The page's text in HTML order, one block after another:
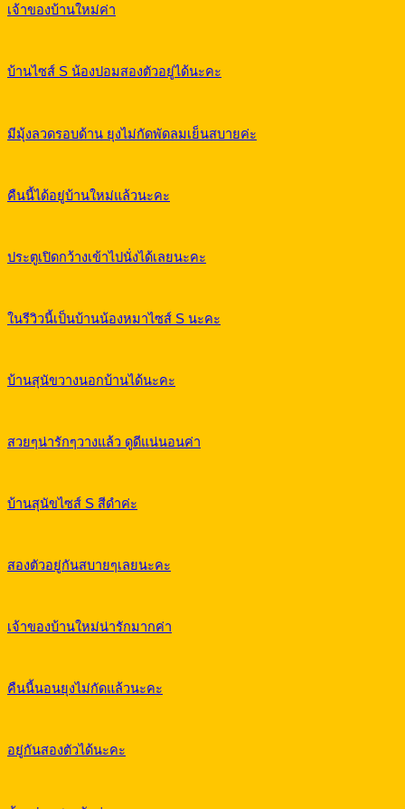
เจ้าของบ้านใหม่ค่า
บ้านไซส์ S น้องปอมสองตัวอยู่ได้นะคะ
มีมุ้งลวดรอบด้าน ยุงไม่กัดพัดลมเย็นสบายค่ะ
คืนนี้ได้อยู่บ้านใหม่แล้วนะคะ
ประตูเปิดกว้างเข้าไปนั่งได้เลยนะคะ
ในรีวิวนี้เป็นบ้านน้องหมาไซส์ S นะคะ
บ้านสุนัขวางนอกบ้านได้นะคะ
สวยๆน่ารักๆวางแล้ว ดูดีแน่นอนค่า
บ้านสุนัขไซส์ S สีดำค่ะ
สองตัวอยู่กันสบายๆเลยนะคะ
เจ้าของบ้านใหม่น่ารักมากค่า
คืนนี้นอนยุงไม่กัดแล้วนะคะ
อยู่กันสองตัวได้นะคะ